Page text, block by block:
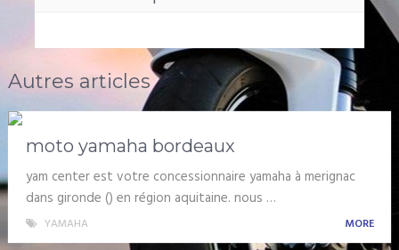
Autres articles
moto yamaha bordeaux
yam center est votre concessionnaire yamaha à merignac
dans gironde () en région aquitaine. nous …
YAMAHA MORE